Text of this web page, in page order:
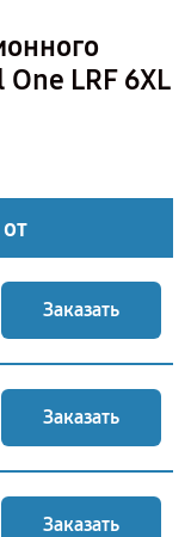
LRF 6XL
Заказать
Заказать
Заказать